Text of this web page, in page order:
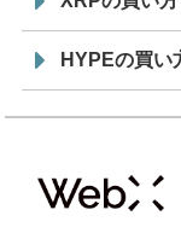
HYPEの買い